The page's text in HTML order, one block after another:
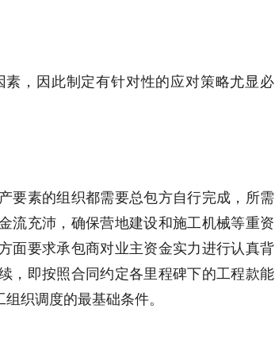
，因此制定有针对性的应对策略尤显必
要素的组织都需要总包方自行完成，所需
流充沛，确保营地建设和施工机械等重资
面要求承包商对业主资金实力进行认真背
，即按照合同约定各里程碑下的工程款能
织调度的最基础条件。